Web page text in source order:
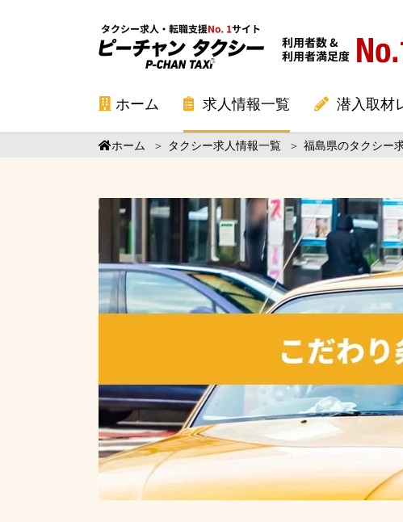
ホーム 求人情報一覧 潜入取材
ホーム ＞ タクシー求人情報一覧 ＞ 福島県のタクシー